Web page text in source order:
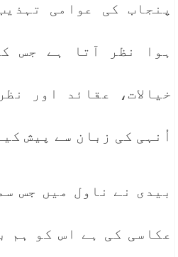
پنجاب کی عوامی
ہوا نظر آتا ہے جس
خیالات، عقائد اور
اُنہی کی زبان سے پیش
بیدی نے ناول میں جس
عکاسی کی ہے اس کو ہم